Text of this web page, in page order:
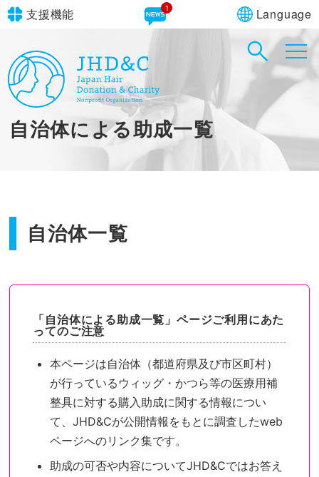
支援機能
文字サイズ 標準
青 黒
やさしいにほんご
1 Language
in simple English
自治体による助成一覧
自治体一覧
「自治体による助成一覧」ページご利用にあた
ってのご注意
本ページは自治体（都道府県及び市区町村）
が行っているウィッグ・かつら等の医療用補
整具に対する購入助成に関する情報につい
て、JHD&Cが公開情報をもとに調査したweb
ページへのリンク集です。
助成の可否や内容についてJHD&Cではお答え